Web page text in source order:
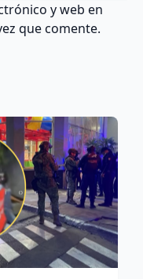
y web en
que comente.